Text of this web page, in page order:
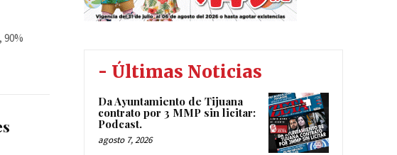
90%
- Últimas Noticias
Da Ayuntamiento de Tijuana
contrato por 3 MMP sin licitar:
Podcast.
agosto 7, 2026